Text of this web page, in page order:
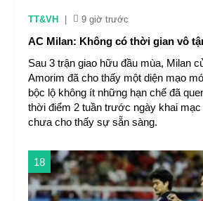
TT&VH 9 giờ trước
AC Milan: Không có thời gian vô
Sau 3 trận giao hữu đầu mùa, Milan
Amorim đã cho thấy một diện mạo
bộc lộ không ít những hạn chế đã
thời điểm 2 tuần trước ngày khai mạc
chưa cho thấy sự sẵn sàng.
18